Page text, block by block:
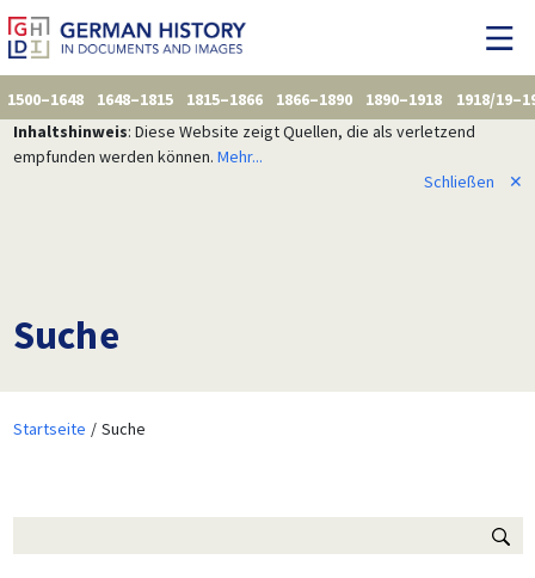
1500–1648 1648–1815 1815–1866 1866–1890 1890–1918
1918/
Inhaltshinweis: Diese Website zeigt Quellen, die als verletzend
empfunden werden können. Mehr...
Schließen
✕
Suche
Startseite Suche